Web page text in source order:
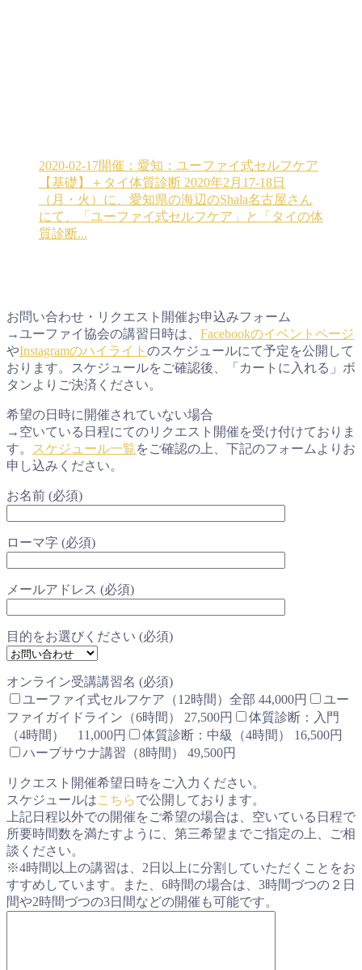
2020-02-17開催：愛知：ユーファイ式セルフケア
【基礎】＋タイ体質診断 2020年2月17-18日
（月・火）に、愛知県の海辺のShala名古屋さん
にて、「ユーファイ式セルフケア」と「タイの体
質診断...
お問い合わせ・リクエスト開催お申込みフォーム
→ユーファイ協会の講習日時は、 Facebookのイベントページ
やInstagramのハイライト のスケジュールにて予定を公開して
おります。スケジュールをご確認後、「カートに入れる」ボ
タンよりご決済ください。
希望の日時に開催されていない場合
→空いている日程にてのリクエスト開催を受け付けておりま
す。 スケジュール一覧をご確認の上、下記のフォームよりお
申し込みください。
お名前 (必須)
ローマ字 (必須)
メールアドレス (必須)
目的をお選びください (必須)
オンライン受講講習名 (必須)
ユーファイ式セルフケア（12時間）全部 44,000円
ユー
ファイガイドライン（6時間） 27,500円
体質診断：入門
（4時間） 11,000円
体質診断：中級（4時間） 16,500円
ハーブサウナ講習（8時間） 49,500円
リクエスト開催希望日時をご入力ください。
スケジュールはこちらで公開しております。
上記日程以外での開催をご希望の場合は、空いている日程で
所要時間数を満たすように、第三希望までご指定の上、ご相
談ください。
※4時間以上の講習は、2日以上に分割していただくことをお
すすめしています。また、6時間の場合は、3時間づつの２日
間や2時間づつの3日間などの開催も可能です。